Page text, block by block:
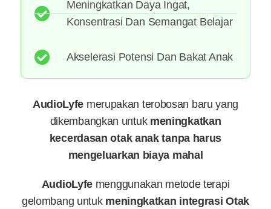
Meningkatkan Daya Ingat,
Konsentrasi Dan Semangat Belajar
Akselerasi Potensi Dan Bakat Anak
AudioLyfe merupakan terobosan baru yang
dikembangkan untuk meningkatkan
kecerdasan otak anak tanpa harus
mengeluarkan biaya mahal
AudioLyfe menggunakan metode terapi
gelombang untuk meningkatkan integrasi Otak